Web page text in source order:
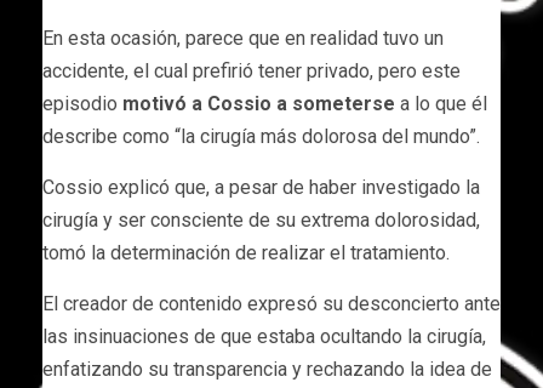
En esta ocasión, parece que en realidad tuvo un
accidente, el cual prefirió tener privado, pero este
episodio motivó a Cossio a someterse a lo que él
describe como “la cirugía más dolorosa del mundo”.
Cossio explicó que, a pesar de haber investigado la
cirugía y ser consciente de su extrema dolorosidad,
tomó la determinación de realizar el tratamiento.
El creador de contenido expresó su desconcierto ante
las insinuaciones de que estaba ocultando la cirugía,
enfatizando su transparencia y rechazando la idea de